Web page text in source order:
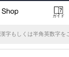
ガイド